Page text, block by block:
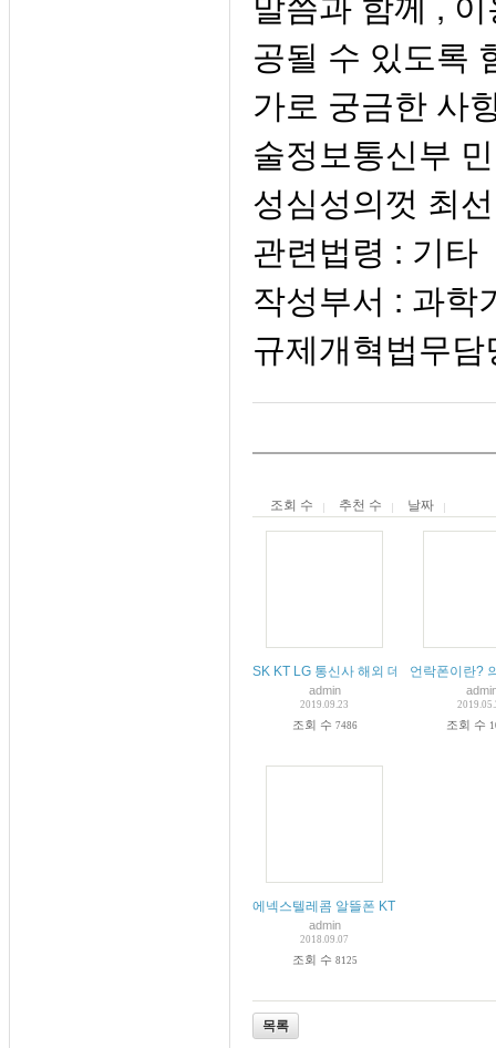
공될 수 있도록
가로 궁금한 사
술정보통신부
성심성의껏 최
관련법령 : 기타
작성부서 : 과학
규제개혁법무
조회 수 추천 수 날짜
SK KT LG 통신사 해외 데이타 로밍 단점
admin
2019.09.23
조회 수 7486
언락폰이란?
조회 수
에넥스텔레콤 알뜰폰 KT LG 제일 저렴
admin
2018.09.07
조회 수 8125
목록